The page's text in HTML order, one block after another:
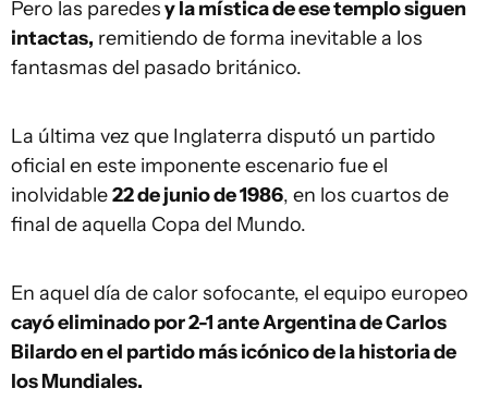
Pero las paredesy la mística de ese templo siguen
intactas, remitiendo de forma inevitable a los
fantasmas del pasado británico.
La última vez que Inglaterra disputó un partido
oficial en este imponente escenario fue el
inolvidable22 de junio de 1986, en los cuartos de
final de aquella Copa del Mundo.
En aquel día de calor sofocante, el equipo europeo
cayó eliminado por 2-1 ante Argentina de Carlos
Bilardo en el partido más icónico de la historia de
los Mundiales.